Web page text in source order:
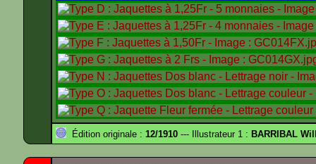
Édition originale : 12/1910 --- Illustrateur 1 : BARRIBAL